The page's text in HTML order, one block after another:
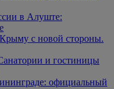
в Алуште:
с новой стороны.
и гостиницы